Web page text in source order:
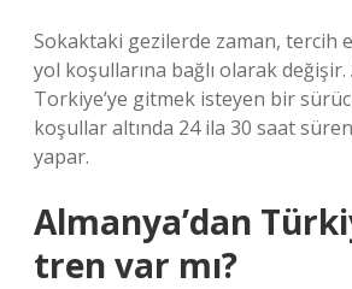
Sokaktaki gezilerde zaman, tercih
yol koşullarına bağlı olarak değişir.
Torkiye’ye gitmek isteyen bir
koşullar altında 24 ila 30 saat
yapar.
Almanya’dan
tren var mı?